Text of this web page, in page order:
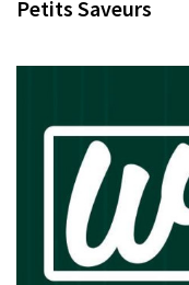
Petits Saveurs